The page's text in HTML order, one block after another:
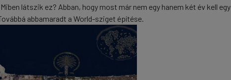
látszik ez? Abban, hogy most már nem egy hanem két év kell egy
abbamaradt a World-sziget építése.